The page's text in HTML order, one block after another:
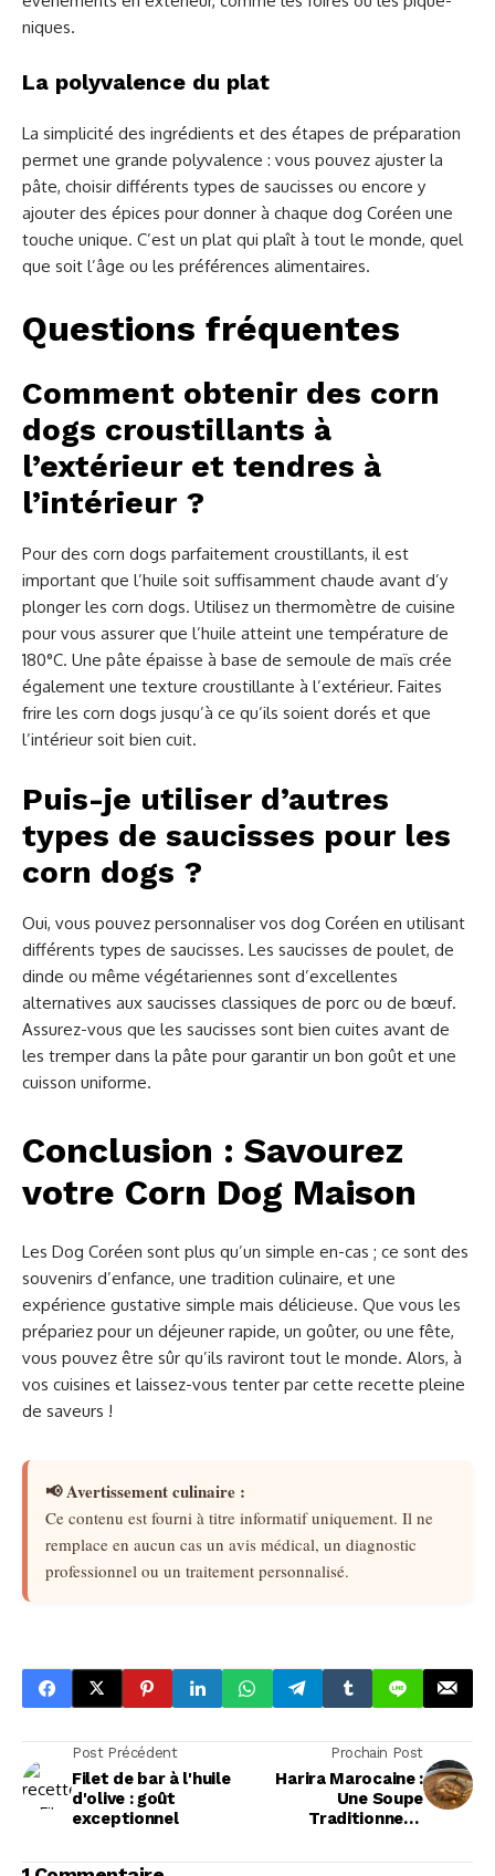
niques.
La polyvalence du plat
La simplicité des ingrédients et des étapes de préparation
permet une grande polyvalence : vous pouvez ajuster la
pâte, choisir différents types de saucisses ou encore y
ajouter des épices pour donner à chaque dog Coréen une
touche unique. C’est un plat qui plaît à tout le monde, quel
que soit l’âge ou les préférences alimentaires.
Questions fréquentes
Comment obtenir des corn
dogs croustillants à
l’extérieur et tendres à
l’intérieur ?
Pour des corn dogs parfaitement croustillants, il est
important que l’huile soit suffisamment chaude avant d’y
plonger les corn dogs. Utilisez un thermomètre de cuisine
pour vous assurer que l’huile atteint une température de
180°C. Une pâte épaisse à base de semoule de maïs crée
également une texture croustillante à l’extérieur. Faites
frire les corn dogs jusqu’à ce qu’ils soient dorés et que
l’intérieur soit bien cuit.
Puis-je utiliser d’autres
types de saucisses pour les
corn dogs ?
Oui, vous pouvez personnaliser vos dog Coréen en utilisant
différents types de saucisses. Les saucisses de poulet, de
dinde ou même végétariennes sont d’excellentes
alternatives aux saucisses classiques de porc ou de bœuf.
Assurez-vous que les saucisses sont bien cuites avant de
les tremper dans la pâte pour garantir un bon goût et une
cuisson uniforme.
Conclusion : Savourez
votre Corn Dog Maison
Les Dog Coréen sont plus qu’un simple en-cas ; ce sont des
souvenirs d’enfance, une tradition culinaire, et une
expérience gustative simple mais délicieuse. Que vous les
prépariez pour un déjeuner rapide, un goûter, ou une fête,
vous pouvez être sûr qu’ils raviront tout le monde. Alors, à
vos cuisines et laissez-vous tenter par cette recette pleine
de saveurs !
📢 Avertissement culinaire :
Ce contenu est fourni à titre informatif uniquement. Il ne
remplace en aucun cas un avis médical, un diagnostic
professionnel ou un traitement personnalisé.
Post Précédent
Filet de bar à l'huile
d'olive : goût
exceptionnel
Prochain Post
Harira Marocaine :
Une Soupe
Traditionnelle